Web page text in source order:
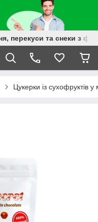
перекуси та снеки з
Цукерки із сухофруктів